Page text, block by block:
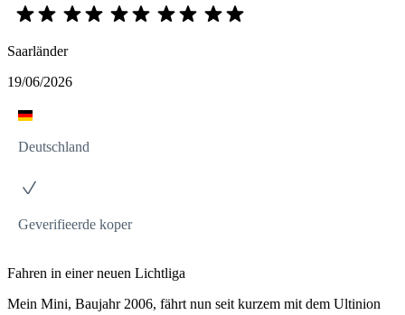
Saarländer
19/06/2026
Deutschland
Geverifieerde koper
Fahren in einer neuen Lichtliga
Mein Mini, Baujahr 2006, fährt nun seit kurzem mit dem Ultinion